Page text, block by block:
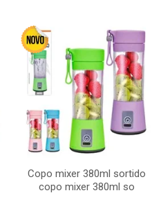
Copo mixer 380ml sortido
copo mixer 380ml so